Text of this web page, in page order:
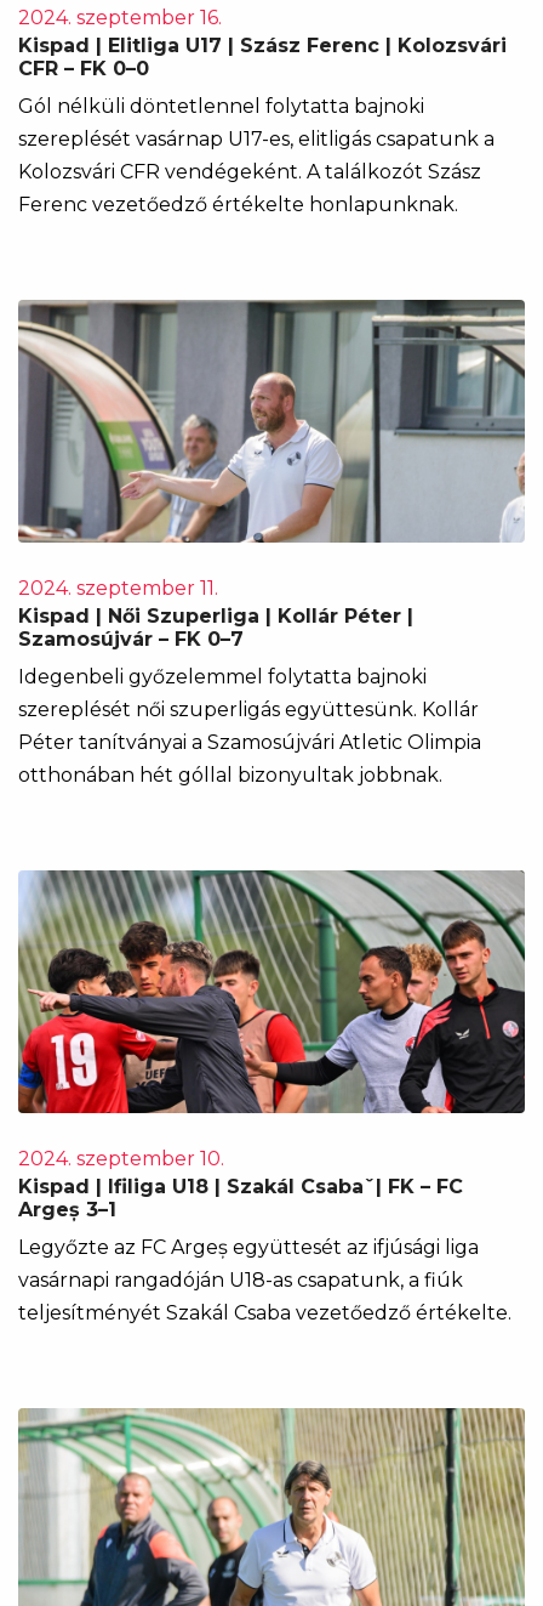
2024. szeptember 16.
Kispad | Elitliga U17 | Szász Ferenc | Kolozsvári
CFR – FK 0–0
Gól nélküli döntetlennel folytatta bajnoki
szereplését vasárnap U17-es, elitligás csapatunk a
Kolozsvári CFR vendégeként. A találkozót Szász
Ferenc vezetőedző értékelte honlapunknak.
2024. szeptember 11.
Kispad | Női Szuperliga | Kollár Péter |
Szamosújvár – FK 0–7
Idegenbeli győzelemmel folytatta bajnoki
szereplését női szuperligás együttesünk. Kollár
Péter tanítványai a Szamosújvári Atletic Olimpia
otthonában hét góllal bizonyultak jobbnak.
2024. szeptember 10.
Kispad | Ifiliga U18 | Szakál Csabaˇ| FK – FC
Argeș 3–1
Legyőzte az FC Argeș együttesét az ifjúsági liga
vasárnapi rangadóján U18-as csapatunk, a fiúk
teljesítményét Szakál Csaba vezetőedző értékelte.